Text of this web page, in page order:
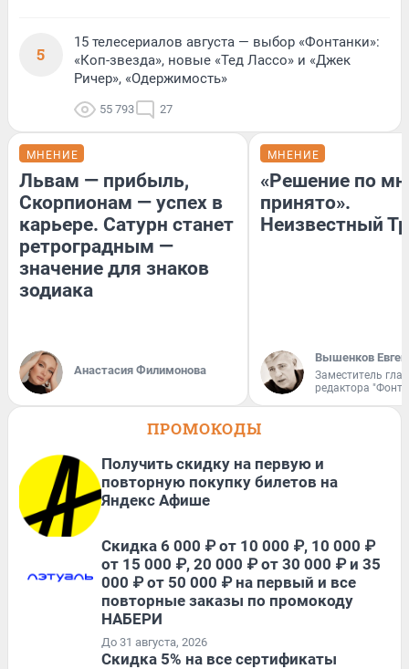
5
15 телесериалов августа — выбор «Фонтанки»:
«Коп-звезда», новые «Тед Лассо» и «Джек
Ричер», «Одержимость»
55 793 27
МНЕНИЕ
Львам — прибыль,
Скорпионам — успех в
карьере. Сатурн станет
ретроградным —
значение для знаков
зодиака
Анастасия Филимонова
МНЕНИЕ
«Решение по
принято».
Неизвестный
Вышенков
Заместитель
редактора
ПРОМОКОДЫ
Получить скидку на первую и
повторную покупку билетов на
Яндекс Афише
Скидка 6 000 ₽ от 10 000 ₽, 10 000 ₽
от 15 000 ₽, 20 000 ₽ от 30 000 ₽ и 35
000 ₽ от 50 000 ₽ на первый и все
повторные заказы по промокоду
НАБЕРИ
До 31 августа, 2026
Скидка 5% на все сертификаты